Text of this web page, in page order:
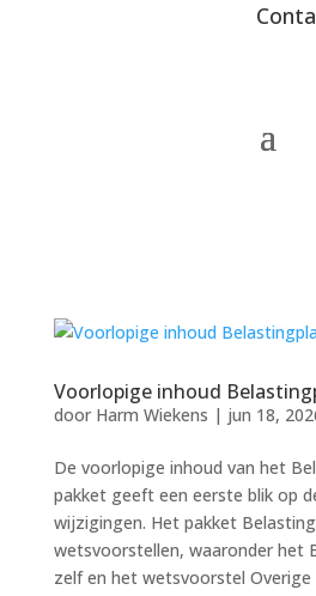
Voorlopige inhoud
door Harm Wiekens | jun 18,
De voorlopige inhoud van het
pakket geeft een eerste blik op
wijzigingen. Het pakket
wetsvoorstellen, waaronder het
zelf en het wetsvoorstel Overige